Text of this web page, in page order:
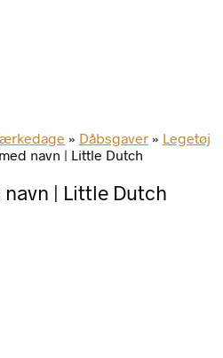
» Dåbsgaver » Legetøj
navn | Little Dutch
| Little Dutch